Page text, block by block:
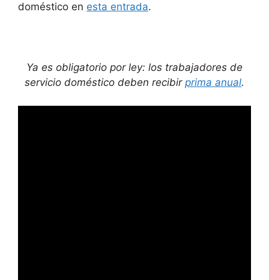
doméstico en esta entrada.
Ya es obligatorio por ley: los trabajadores de
servicio doméstico deben recibir prima anual.